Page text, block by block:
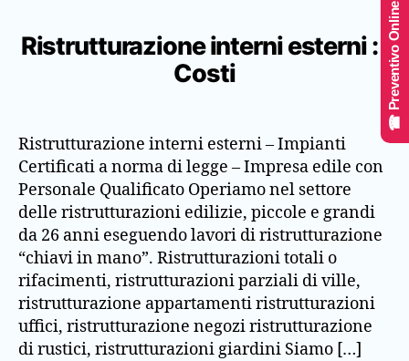
Ristrutturazione interni esterni : i
Costi
Ristrutturazione interni esterni – Impianti
Certificati a norma di legge – Impresa edile con
Personale Qualificato Operiamo nel settore
delle ristrutturazioni edilizie, piccole e grandi
da 26 anni eseguendo lavori di ristrutturazione
“chiavi in mano”. Ristrutturazioni totali o
rifacimenti, ristrutturazioni parziali di ville,
ristrutturazione appartamenti ristrutturazioni
uffici, ristrutturazione negozi ristrutturazione
di rustici, ristrutturazioni giardini Siamo […]
☎ Preventivo Online